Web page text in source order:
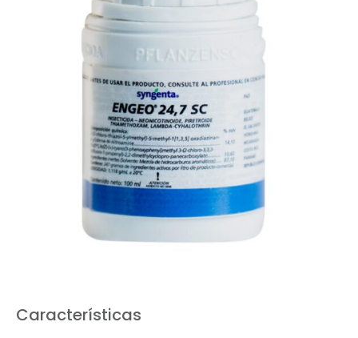
Características